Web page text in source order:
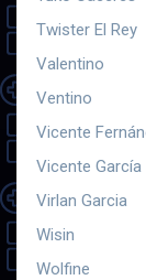
Twister El Rey
Valentino
Ventino
Vicente
Vicente García
Virlan Garcia
Wisin
Wolfine